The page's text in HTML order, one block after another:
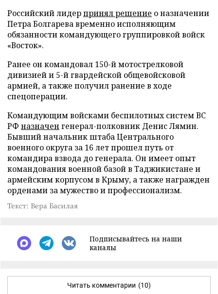
Российский лидерпринял решение о назначении
Петра Болгарева временно исполняющим
обязанности командующего группировкой войск
«Восток».
Ранее он командовал 150-й мотострелковой
дивизией и 5-й гвардейской общевойсковой
армией, а также получил ранение в ходе
спецоперации.
Командующим войсками беспилотных систем ВС
РФ назначен генерал-полковник Денис Лямин.
Бывший начальник штаба Центрального
военного округа за 16 лет прошел путь от
командира взвода до генерала. Он имеет опыт
командования военной базой в Таджикистане и
армейским корпусом в Крыму, а также награжден
орденами за мужество и профессионализм.
Текст: Вера Басилая
Подписывайтесь на наши
каналы
Читать комментарии (10)